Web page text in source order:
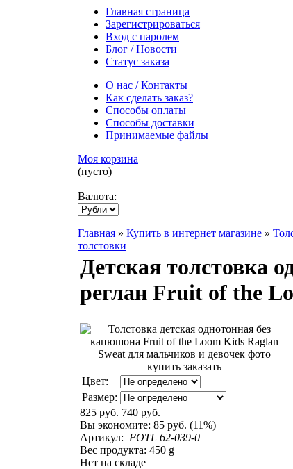
Главная страница
Зарегистрироваться
Вход с паролем
Блог / Новости
Статус заказа
О нас / Контакты
Как сделать заказ?
Способы оплаты
Способы доставки
Принимаемые файлы
Моя корзина
(пусто)
Валюта:
Главная » Купить в интернет магазине »
толстовки
Детская толстовка
реглан Fruit of the
Цвет:
Размер:
825 руб. 740 руб.
Вы экономите: 85 руб. (11%)
Артикул: FOTL 62-039-0
Вес продукта: 450 g
Нет на складе